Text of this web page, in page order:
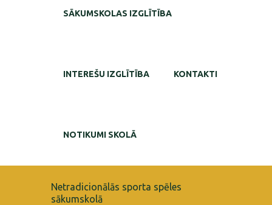
SĀKUMSKOLAS IZGLĪTĪBA
INTEREŠU IZGLĪTĪBA KONTAKTI
NOTIKUMI SKOLĀ
Netradicionālās sporta spēles
sākumskolā